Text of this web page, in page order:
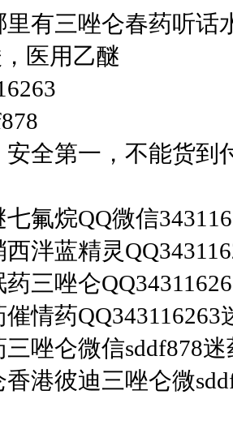
有三唑仑春药听话
医用乙醚
全第一，不能货到
氟烷QQ微信
泮蓝精灵
三唑仑
情药
唑仑微信sddf878
港彼迪三唑仑微